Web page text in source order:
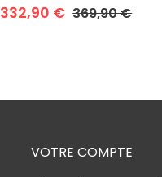
332,90 € Prix de base
369,90 €Prix
VOTRE COMPTE